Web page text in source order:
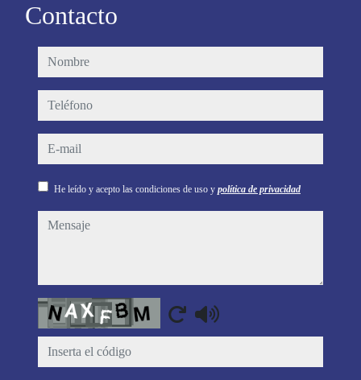
Contacto
nombre
teléfono
e-mail
He leído y acepto las condiciones de uso y política de privacidad
mensaje
Captcha